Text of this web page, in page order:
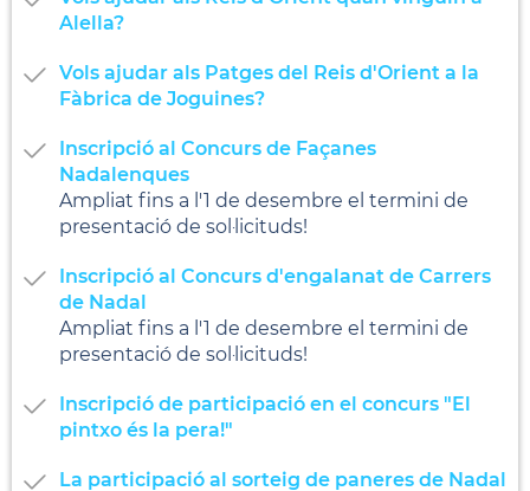
Alella?
Vols ajudar als Patges del Reis d'Orient a la
Fàbrica de Joguines?
Inscripció al Concurs de Façanes
Nadalenques
Ampliat fins a l'1 de desembre el termini de
presentació de sol·licituds!
Inscripció al Concurs d'engalanat de Carrers
de Nadal
Ampliat fins a l'1 de desembre el termini de
presentació de sol·licituds!
Inscripció de participació en el concurs "El
pintxo és la pera!"
La participació al sorteig de paneres de Nadal